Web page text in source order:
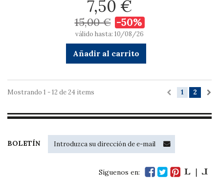
7,50 €
15,00 € -50%
válido hasta: 10/08/26
Añadir al carrito
1 2
Mostrando 1 - 12 de 24 items
BOLETÍN
Síguenos en: